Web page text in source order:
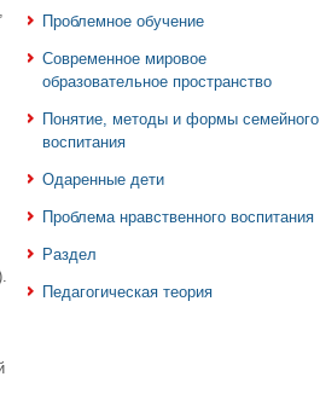
Проблемное обучение
Современное мировое
образовательное пространство
Понятие, методы и формы семейного
воспитания
Одаренные дети
Проблема нравственного воспитания
Раздел
Педагогическая теория